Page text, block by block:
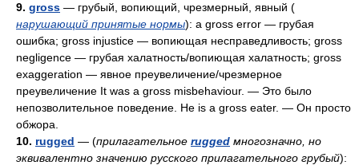
9. gross — грубый, вопиющий, чрезмерный, явный (
нарушающий принятые нормы): a gross error — грубая
ошибка; gross injustice — вопиющая несправедливость; gross
negligence — грубая халатность/вопиющая халатность; gross
exaggeration — явное преувеличение/чрезмерное
преувеличение It was a gross misbehaviour. — Это было
непозволительное поведение. Не is a gross eater. — Он просто
обжора.
10. rugged — (прилагательное rugged многозначно, но
эквивалентно значению русского прилагательного грубый):